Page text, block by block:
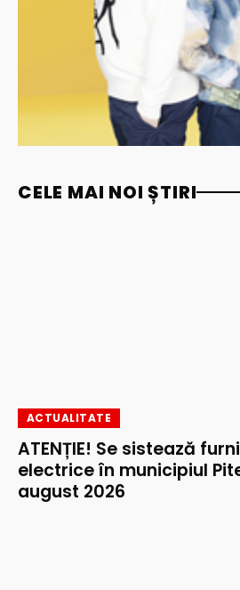
CELE MAI NOI ȘTIRI
ACTUALITATE
ATENȚIE! Se sistează
electrice în municipiul
august 2026